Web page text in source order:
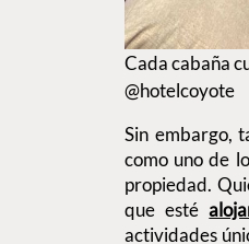
Cada cabaña
@hotelcoyote
Sin embargo,
como uno de
propiedad.
que esté
actividades